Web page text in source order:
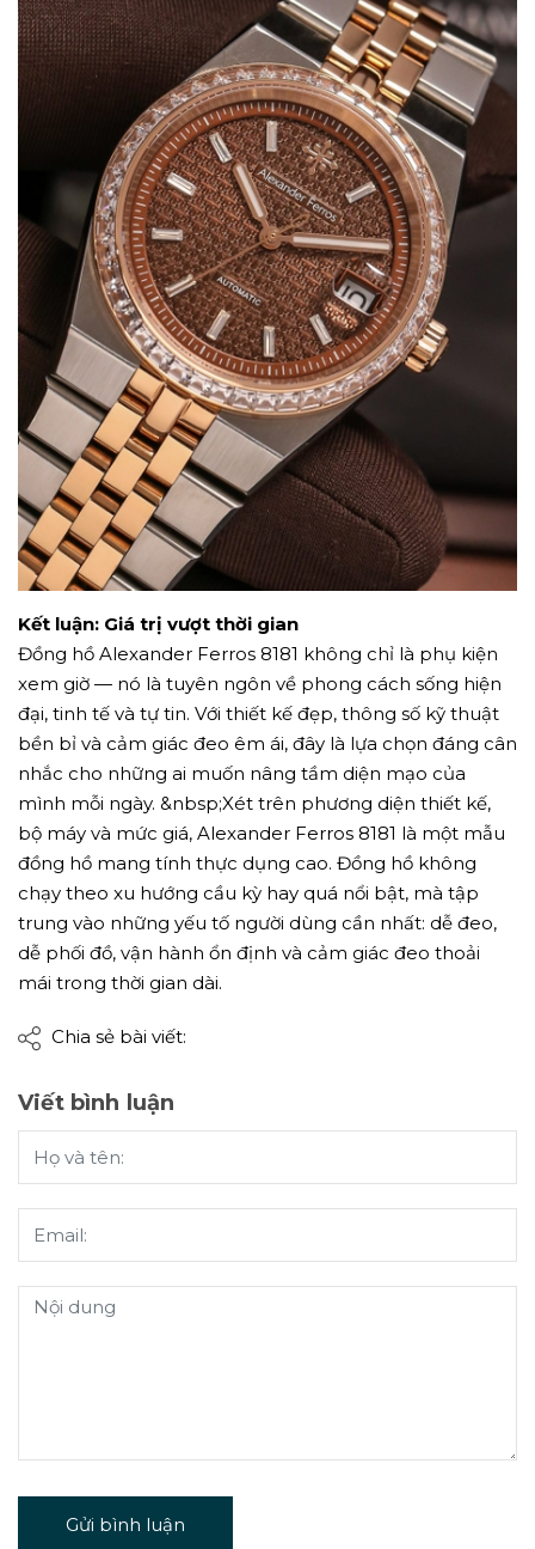
Kết luận: Giá trị vượt thời gian
Đồng hồ Alexander Ferros 8181 không chỉ là phụ kiện
xem giờ — nó là tuyên ngôn về phong cách sống hiện
đại, tinh tế và tự tin. Với thiết kế đẹp, thông số kỹ thuật
bền bỉ và cảm giác đeo êm ái, đây là lựa chọn đáng cân
nhắc cho những ai muốn nâng tầm diện mạo của
mình mỗi ngày. &nbsp;Xét trên phương diện thiết kế,
bộ máy và mức giá, Alexander Ferros 8181 là một mẫu
đồng hồ mang tính thực dụng cao. Đồng hồ không
chạy theo xu hướng cầu kỳ hay quá nổi bật, mà tập
trung vào những yếu tố người dùng cần nhất: dễ đeo,
dễ phối đồ, vận hành ổn định và cảm giác đeo thoải
mái trong thời gian dài.
Chia sẻ bài viết:
Viết bình luận
Gửi bình luận